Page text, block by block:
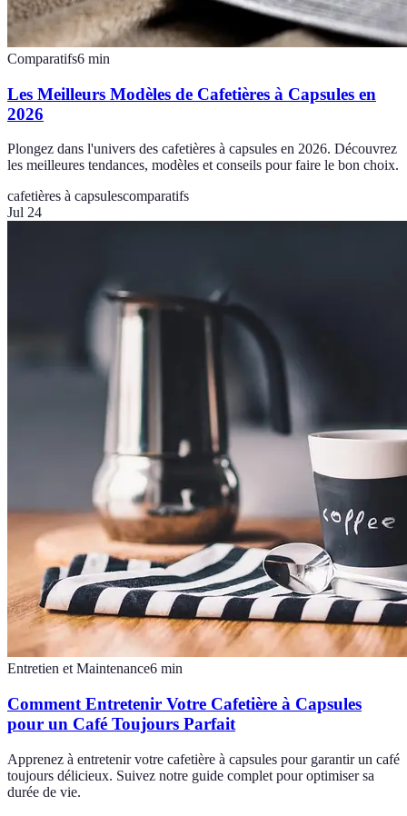
Comparatifs6 min
Les Meilleurs Modèles de Cafetières à Capsules en
2026
Plongez dans l'univers des cafetières à capsules en 2026. Découvrez
les meilleures tendances, modèles et conseils pour faire le bon choix.
cafetières à capsulescomparatifs
Jul 24
Entretien et Maintenance6 min
Comment Entretenir Votre Cafetière à Capsules
pour un Café Toujours Parfait
Apprenez à entretenir votre cafetière à capsules pour garantir un café
toujours délicieux. Suivez notre guide complet pour optimiser sa
durée de vie.